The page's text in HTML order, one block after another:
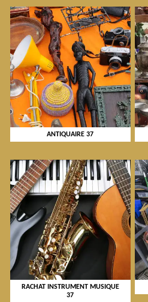
ANTIQUAIRE 37
RACHAT INSTRUMENT MUSIQUE
37